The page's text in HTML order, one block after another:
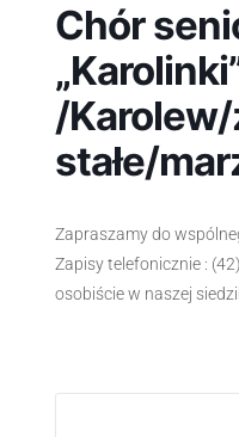
Chór
/
stałe/
Zapraszamy do
Zapisy telefonicznie :
osobiście w naszej